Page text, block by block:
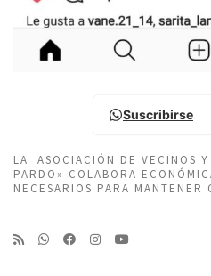
Suscribirse
LA ASOCIACIÓN DE VECINOS
PARDO» COLABORA
NECESARIOS PARA MANTENER